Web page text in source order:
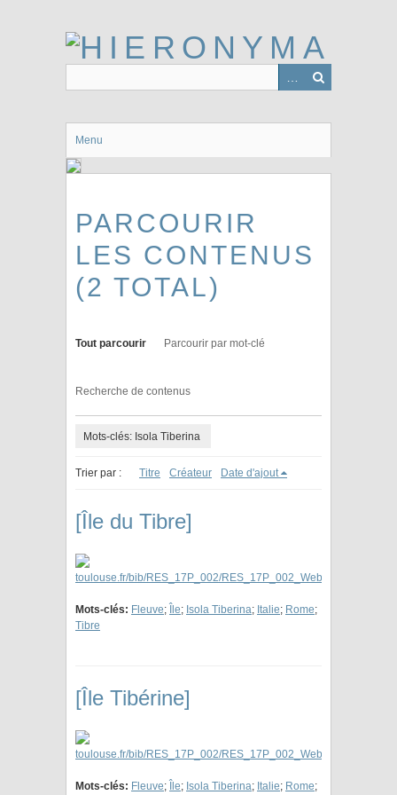
Menu
PARCOURIR
LES CONTENUS
(2 TOTAL)
Tout parcourir Parcourir par mot-clé
Recherche de contenus
Mots-clés: Isola Tiberina
Trier par : Titre Créateur Date d'ajout
[Île du Tibre]
Mots-clés: Fleuve; Île; Isola Tiberina; Italie; Rome;
Tibre
[Île Tibérine]
Mots-clés: Fleuve; Île; Isola Tiberina; Italie; Rome;